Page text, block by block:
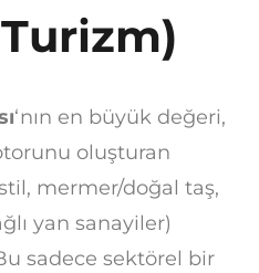
‘nın en büyük değeri,
oluşturan
mermer/doğal taş,
yan sanayiler)
sadece sektörel bir